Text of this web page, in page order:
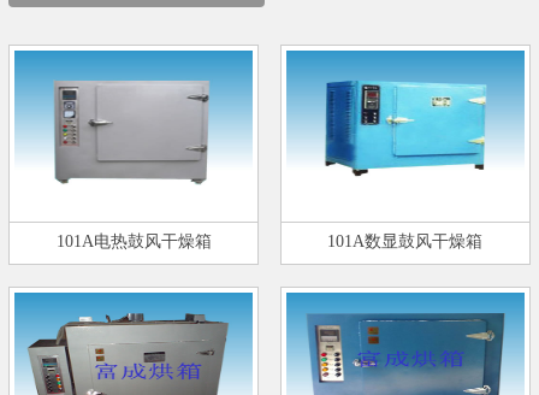
101A电热鼓风干燥箱 101A数显鼓风干燥箱